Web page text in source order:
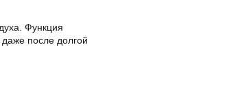
Функция
после долгой